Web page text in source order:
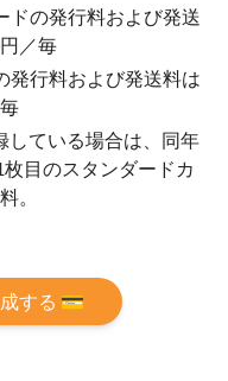
ドの発行料および発送
／毎
発行料および発送料は
している場合は、同年
目のスタンダードカ
。
する 💳